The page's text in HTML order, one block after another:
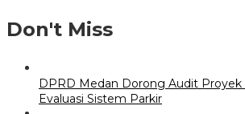
Don't Miss
DPRD Medan Dorong Audit Proyek
Evaluasi Sistem Parkir